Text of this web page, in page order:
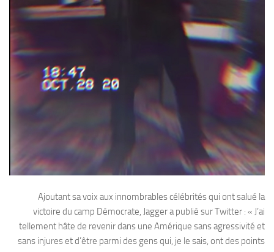
Ajoutant sa voix aux innombrables célébrités qui ont salué la
victoire du camp Démocrate, Jagger a publié sur Twitter : « J’ai
tellement hâte de revenir dans une Amérique sans agressivité et
sans injures et d’être parmi des gens qui, je le sais, ont des points